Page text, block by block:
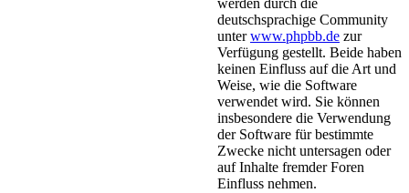
werden durch die
deutschsprachige Community
unterwww.phpbb.de zur
Verfügung gestellt. Beide haben
keinen Einfluss auf die Art und
Weise, wie die Software
verwendet wird. Sie können
insbesondere die Verwendung
der Software für bestimmte
Zwecke nicht untersagen oder
auf Inhalte fremder Foren
Einfluss nehmen.